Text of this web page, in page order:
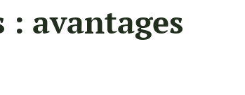
avantages